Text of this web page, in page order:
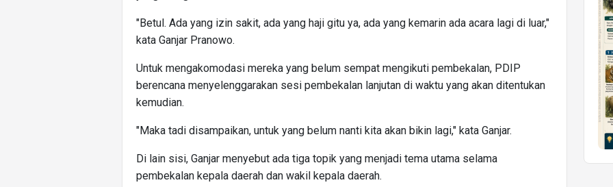
"Betul. Ada yang izin sakit, ada yang haji gitu ya, ada yang kemarin ada acara lagi di luar,"
kata Ganjar Pranowo.
Untuk mengakomodasi mereka yang belum sempat mengikuti pembekalan, PDIP
berencana menyelenggarakan sesi pembekalan lanjutan di waktu yang akan ditentukan
kemudian.
"Maka tadi disampaikan, untuk yang belum nanti kita akan bikin lagi," kata Ganjar.
Di lain sisi, Ganjar menyebut ada tiga topik yang menjadi tema utama selama
pembekalan kepala daerah dan wakil kepala daerah.